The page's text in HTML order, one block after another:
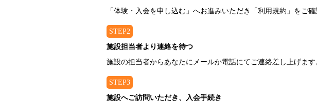
「体験・入会を申し込む」へお進みいただき「利用規約」をご
STEP2
施設担当者より連絡を待つ
施設の担当者からあなたにメールか電話にてご連絡差し上げま
STEP3
施設へご訪問いただき、入会手続き